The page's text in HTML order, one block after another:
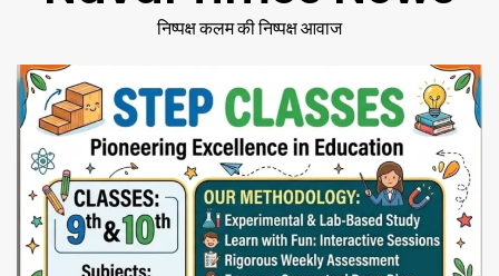
निष्पक्ष कलम की निष्पक्ष आवाज